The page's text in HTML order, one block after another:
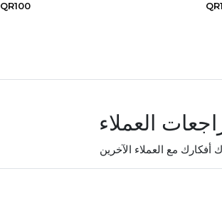
QR100
العملاء
أفكارك مع العملاء الآخرين